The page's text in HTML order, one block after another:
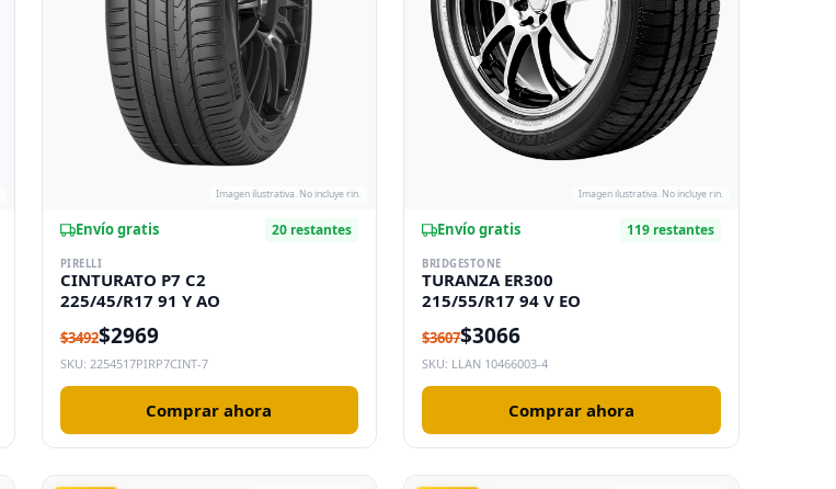
Imagen ilustrativa. No incluye rin.
Envío gratis 20 restantes
PIRELLI
CINTURATO P7 C2
225/45/R17 91 Y AO
$3492$2969
SKU: 2254517PIRP7CINT-7
Comprar ahora
Imagen ilustrativa. No incluye rin.
Envío gratis 119 restantes
BRIDGESTONE
TURANZA ER300
215/55/R17 94 V EO
$3607$3066
SKU: LLAN 10466003-4
Comprar ahora